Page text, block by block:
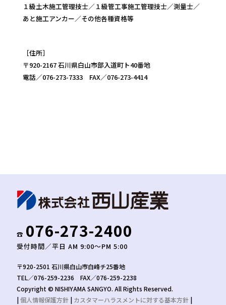
１級土木施工管理技士／１級管工事施工管理技士／測量士／
あと施工アンカー／その他各種資格等
［住所］
〒920-2167 石川県白山市部入道町ト40番地
電話／076-273-7333 FAX／076-273-4414
☎︎ 076-273-2400
受付時間／平日 AM 9:00〜PM 5:00
〒920-2501 石川県白山市白峰チ25番地
TEL／076-259-2236 FAX／076-259-2238
Copyright © NISHIYAMA SANGYO. All Rights Reserved.
|個人情報保護方針 | カスタマーハラスメントに対する基本方針 |